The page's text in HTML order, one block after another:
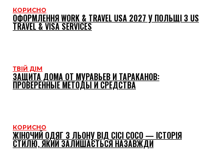
КОРИСНО
ОФОРМЛЕННЯ WORK & TRAVEL USA 2027 У ПОЛЬЩІ З US
TRAVEL & VISA SERVICES
ТВІЙ ДІМ
ЗАЩИТА ДОМА ОТ МУРАВЬЕВ И ТАРАКАНОВ:
ПРОВЕРЕННЫЕ МЕТОДЫ И СРЕДСТВА
КОРИСНО
ЖІНОЧИЙ ОДЯГ З ЛЬОНУ ВІД CICI COCO — ІСТОРІЯ
СТИЛЮ, ЯКИЙ ЗАЛИШАЄТЬСЯ НАЗАВЖДИ